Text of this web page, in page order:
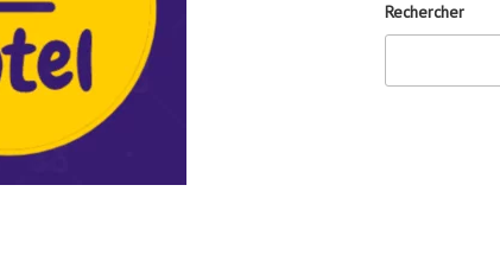
Rechercher